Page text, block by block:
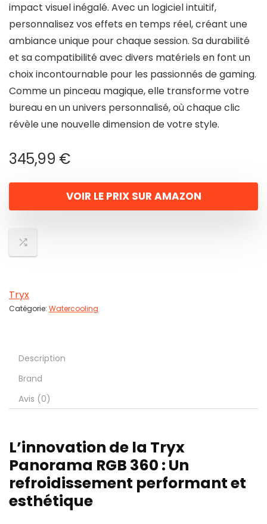
impact visuel inégalé. Avec un logiciel intuitif,
personnalisez vos effets en temps réel, créant une
ambiance unique pour chaque session. Sa durabilité
et sa compatibilité avec divers matériels en font un
choix incontournable pour les passionnés de gaming.
Comme un pinceau magique, elle transforme votre
bureau en un univers personnalisé, où chaque clic
révèle une nouvelle dimension de votre style.
345,99 €
VOIR LE PRIX SUR AMAZON
Tryx
Catégorie: Watercooling
Description
Brand
Avis (0)
L’innovation de la Tryx
Panorama RGB 360 : Un
refroidissement performant et
esthétique